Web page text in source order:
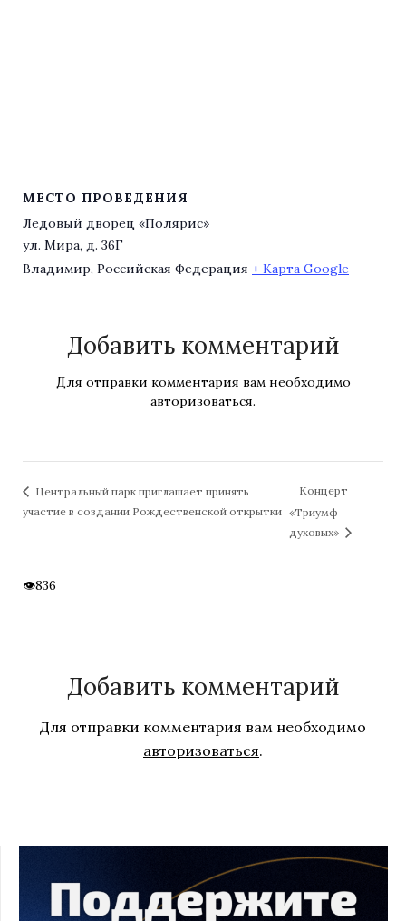
МЕСТО ПРОВЕДЕНИЯ
Ледовый дворец «Полярис»
ул. Мира, д. 36Г
Владимир, Российская Федерация + Карта Google
Добавить комментарий
Для отправки комментария вам необходимо
авторизоваться.
Центральный парк приглашает принять
участие в создании Рождественской открытки
Концерт
«Триумф
духовых»
836
Добавить комментарий
Для отправки комментария вам необходимо
авторизоваться.